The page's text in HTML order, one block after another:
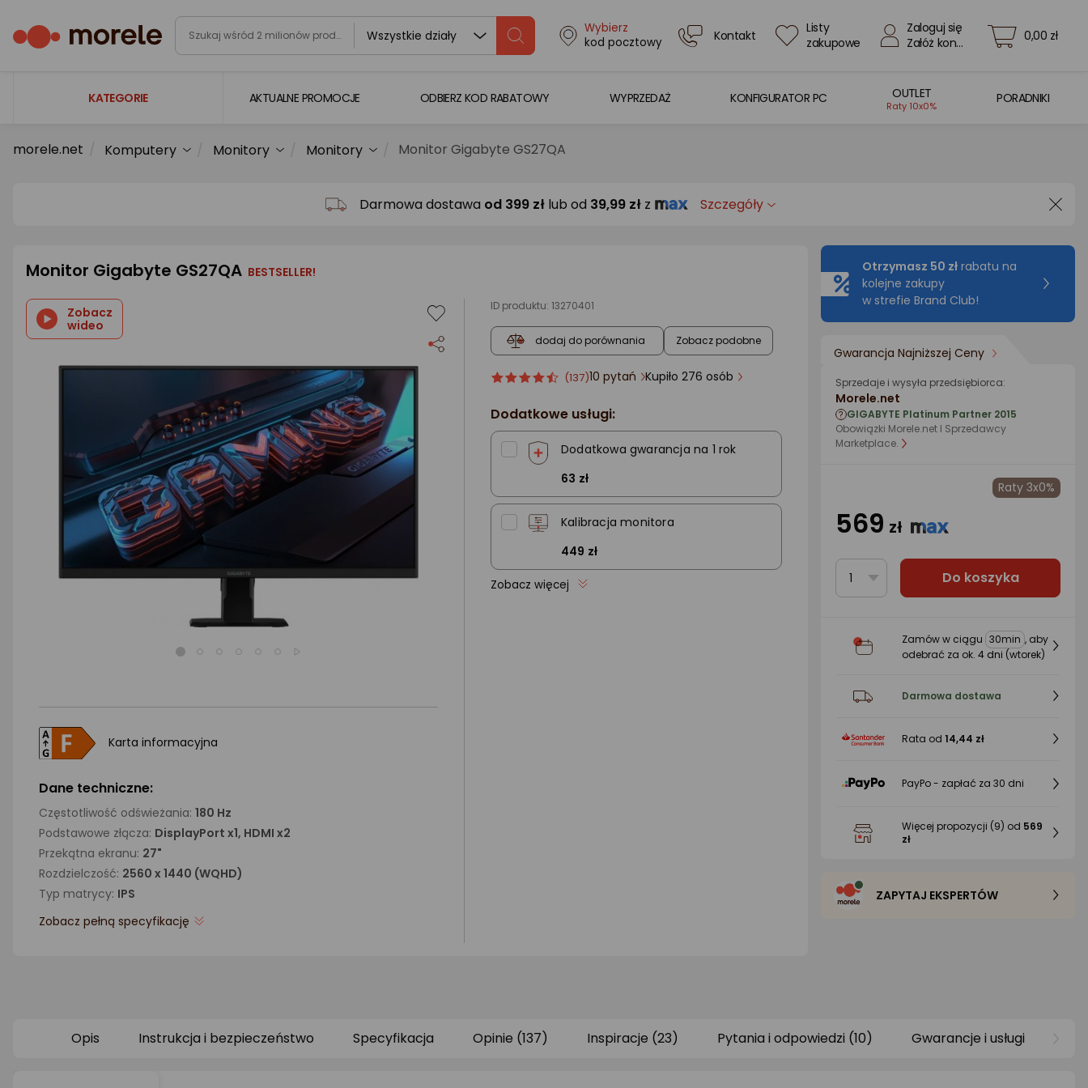
Wszystkie działy
Wybierz
kod pocztowy
Kontakt
Listy
zakupowe
Zaloguj się
Załóż konto
0,00 zł
KATEGORIE
Laptopy
Smartfony i smartwatche
Telewizory i audio
Foto i kamery
AGD duże
Biuro i firma
Sport i turystyka
Zabawki i dziecko
Uroda i zdrowie
Supermarket
AKTUALNE PROMOCJE ODBIERZ KOD RABATOWY WYPRZEDAŻ KONFIGURATOR PC OUTLET
Raty 10x0%
PORADNIKI
morele.net Komputery Monitory Monitory Monitor Gigabyte GS27QA
Darmowa dostawa od 399 zł lub od 39,99 zł z Szczegóły
Monitor Gigabyte GS27QA BESTSELLER!
Zobacz
wideo
ID produktu: 13270401
dodaj do porównania Zobacz podobne
ocena
4.5/5
Ocena
(137)10 pytań Kupiło 276 osób
Dodatkowe usługi:
Dodatkowa gwarancja na 1 rok
63 zł
Kalibracja monitora
449 zł
Zobacz więcej
Karta informacyjna
Dane techniczne:
Częstotliwość odświeżania: 180 Hz
Podstawowe złącza: DisplayPort x1, HDMI x2
Przekątna ekranu: 27"
Rozdzielczość: 2560 x 1440 (WQHD)
Typ matrycy: IPS
Zobacz pełną specyfikację
Otrzymasz 50 zł rabatu na
kolejne zakupy
w strefie Brand Club!
Gwarancja Najniższej Ceny
Sprzedaje i wysyła przedsiębiorca:
Morele.net
GIGABYTE Platinum Partner 2015
Obowiązki Morele.net I Sprzedawcy
Marketplace.
Raty 3x0%
569 zł
1 Do koszyka
Zamów w ciągu 30min , aby
odebrać za ok. 4 dni (wtorek)
Darmowa dostawa
Rata od 14,44 zł
PayPo - zapłać za 30 dni
Więcej propozycji (9) od 569
zł
ZAPYTAJ EKSPERTÓW
Opis Instrukcja i bezpieczeństwo Specyfikacja Opinie (137) Inspiracje (23) Pytania i odpowiedzi (10) Gwarancje i usługi